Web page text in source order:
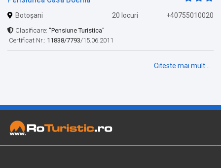
Botoșani 20 locuri +40755010020
Clasificare: "Pensiune Turistica"
Certificat Nr.: 11838/7793/15.06.2011
Citeste mai mult...